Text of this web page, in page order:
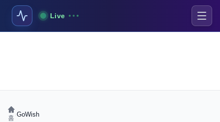
Live
홈 GoWish